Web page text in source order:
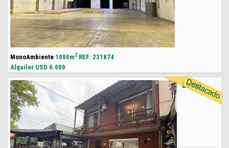
MonoAmbiente 1000m2REF: 231874
Alquiler USD 6.000
Local